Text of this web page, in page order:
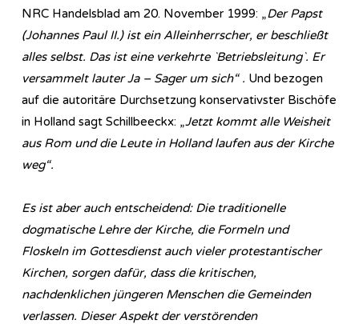
NRC Handelsblad am 20. November 1999: „Der Papst
(Johannes Paul II.) ist ein Alleinherrscher, er beschließt
alles selbst. Das ist eine verkehrte `Betriebsleitung`. Er
versammelt lauter Ja – Sager um sich“ . Und bezogen
auf die autoritäre Durchsetzung konservativster Bischöfe
in Holland sagt Schillbeeckx: „Jetzt kommt alle Weisheit
aus Rom und die Leute in Holland laufen aus der Kirche
weg“.
Es ist aber auch entscheidend: Die traditionelle
dogmatische Lehre der Kirche, die Formeln und
Floskeln im Gottesdienst auch vieler protestantischer
Kirchen, sorgen dafür, dass die kritischen,
nachdenklichen jüngeren Menschen die Gemeinden
verlassen. Dieser Aspekt der verstörenden